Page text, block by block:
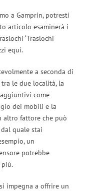
a Gamprin, potresti
articolo esaminerà i
‘Traslochi
equi.
a seconda di
le due località, la
come
dei mobili e la
altro fattore che può
quale stai
un
potrebbe
più.
si impegna a offrire un